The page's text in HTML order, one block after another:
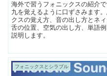
海外で習うフォニックスの紹介
九を覚えるように口ずさみます
クスの覚え方、音の出し方とネ
舌の位置、空気の出し方、単語
説明します。
フォニックスとシラブル